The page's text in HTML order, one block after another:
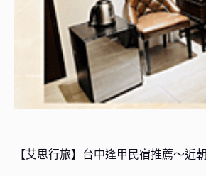
【艾思行旅】台中逢甲民宿推薦～近